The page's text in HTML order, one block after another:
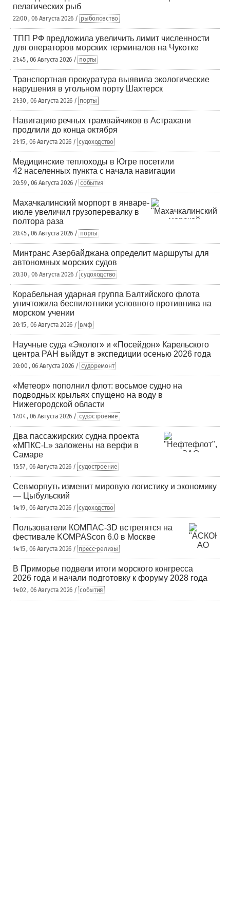
пелагических рыб
22:00 , 06 Августа 2026 / рыболовство
ТПП РФ предложила увеличить лимит численности
для операторов морских терминалов на Чукотке
21:45 , 06 Августа 2026 / порты
Транспортная прокуратура выявила экологические
нарушения в угольном порту Шахтерск
21:30 , 06 Августа 2026 / порты
Навигацию речных трамвайчиков в Астрахани
продлили до конца октября
21:15 , 06 Августа 2026 / судоходство
Медицинские теплоходы в Югре посетили
42 населенных пункта с начала навигации
20:59 , 06 Августа 2026 / события
Махачкалинский морпорт в январе-
июле увеличил грузоперевалку в
полтора раза
20:45 , 06 Августа 2026 / порты
Минтранс Азербайджана определит маршруты для
автономных морских судов
20:30 , 06 Августа 2026 / судоходство
Корабельная ударная группа Балтийского флота
уничтожила беспилотники условного противника на
морском учении
20:15 , 06 Августа 2026 / вмф
Научные суда «Эколог» и «Посейдон» Карельского
центра РАН выйдут в экспедиции осенью 2026 года
20:00 , 06 Августа 2026 / судоремонт
«Метеор» пополнил флот: восьмое судно на
подводных крыльях спущено на воду в
Нижегородской области
17:04 , 06 Августа 2026 / судостроение
Два пассажирских судна проекта
«МПКС-L» заложены на верфи в
Самаре
15:57 , 06 Августа 2026 / судостроение
Севморпуть изменит мировую логистику и экономику
— Цыбульский
14:19 , 06 Августа 2026 / судоходство
Пользователи КОМПАС-3D встретятся на
фестивале KOMPAScon 6.0 в Москве
14:15 , 06 Августа 2026 / пресс-релизы
В Приморье подвели итоги морского конгресса
2026 года и начали подготовку к форуму 2028 года
14:02 , 06 Августа 2026 / события